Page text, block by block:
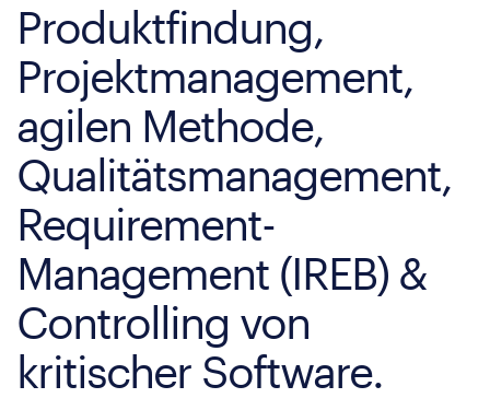
Produktfindung,
Projektmanagement,
agilen Methode,
Qualitätsmanagement,
Requirement-
Management (IREB) &
Controlling von
kritischer Software.